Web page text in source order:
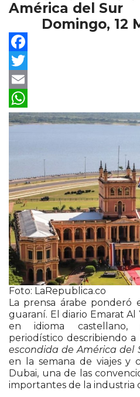
América del Sur
Domingo, 12
Facebook
Twitter
Email
WhatsApp
Foto: LaRepublica.co
La prensa árabe
guaraní. El diario Emarat Al
en idioma
periodístico describiendo a
escondida de América del
en la semana de viajes y
Dubai, una de las
importantes de la industria